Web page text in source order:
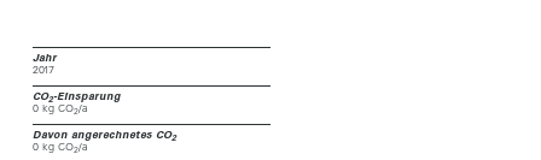
Jahr
2017
CO2-Einsparung
0 kg CO2/a
Davon angerechnetes CO2
0 kg CO2/a